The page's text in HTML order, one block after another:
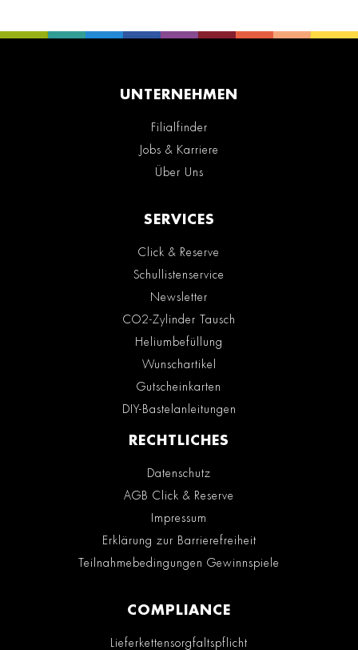
UNTERNEHMEN
Filialfinder
Jobs & Karriere
Über Uns
SERVICES
Click & Reserve
Schullistenservice
Newsletter
CO2-Zylinder Tausch
Heliumbefüllung
Wunschartikel
Gutscheinkarten
DIY-Bastelanleitungen
RECHTLICHES
Datenschutz
AGB Click & Reserve
Impressum
Erklärung zur Barrierefreiheit
Teilnahmebedingungen Gewinnspiele
COMPLIANCE
Lieferkettensorgfaltspflicht